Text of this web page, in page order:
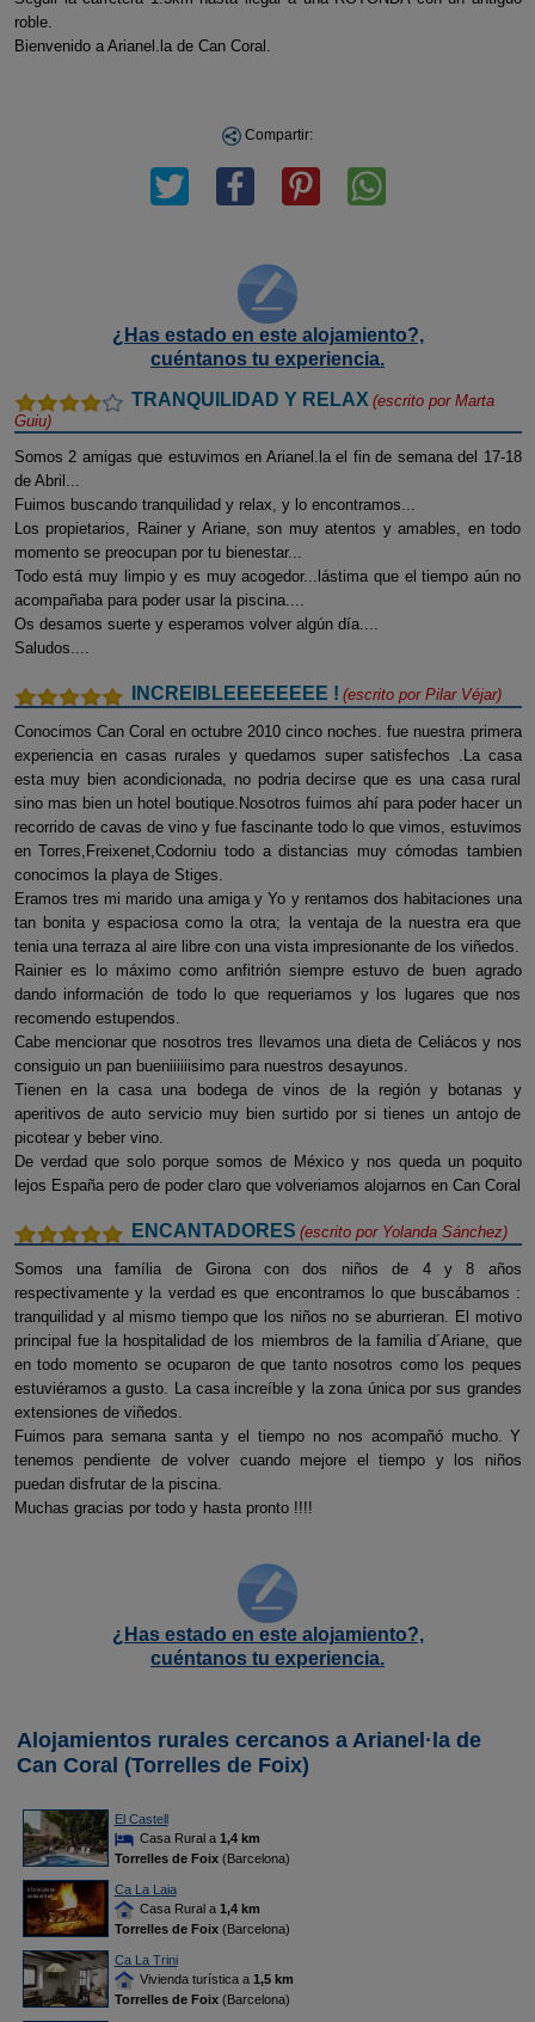
roble.
Bienvenido a Arianel.la de Can Coral.
Compartir:
¿Has estado en este alojamiento?,
cuéntanos tu experiencia.
TRANQUILIDAD Y RELAX (escrito por Marta
Guiu)
Somos 2 amigas que estuvimos en Arianel.la el fin de semana del 17-18
de Abril...
Fuimos buscando tranquilidad y relax, y lo encontramos...
Los propietarios, Rainer y Ariane, son muy atentos y amables, en todo
momento se preocupan por tu bienestar...
Todo está muy limpio y es muy acogedor...lástima que el tiempo aún no
acompañaba para poder usar la piscina....
Os desamos suerte y esperamos volver algún día....
Saludos....
INCREIBLEEEEEEEE ! (escrito por Pilar Véjar)
Conocimos Can Coral en octubre 2010 cinco noches. fue nuestra primera
experiencia en casas rurales y quedamos super satisfechos .La casa
esta muy bien acondicionada, no podria decirse que es una casa rural
sino mas bien un hotel boutique.Nosotros fuimos ahí para poder hacer un
recorrido de cavas de vino y fue fascinante todo lo que vimos, estuvimos
en Torres,Freixenet,Codorniu todo a distancias muy cómodas tambien
conocimos la playa de Stiges.
Eramos tres mi marido una amiga y Yo y rentamos dos habitaciones una
tan bonita y espaciosa como la otra; la ventaja de la nuestra era que
tenia una terraza al aire libre con una vista impresionante de los viñedos.
Rainier es lo máximo como anfitrión siempre estuvo de buen agrado
dando información de todo lo que requeriamos y los lugares que nos
recomendo estupendos.
Cabe mencionar que nosotros tres llevamos una dieta de Celiácos y nos
consiguio un pan bueniiiiiisimo para nuestros desayunos.
Tienen en la casa una bodega de vinos de la región y botanas y
aperitivos de auto servicio muy bien surtido por si tienes un antojo de
picotear y beber vino.
De verdad que solo porque somos de México y nos queda un poquito
lejos España pero de poder claro que volveriamos alojarnos en Can Coral
ENCANTADORES (escrito por Yolanda Sánchez)
Somos una família de Girona con dos niños de 4 y 8 años
respectivamente y la verdad es que encontramos lo que buscábamos :
tranquilidad y al mismo tiempo que los niños no se aburrieran. El motivo
principal fue la hospitalidad de los miembros de la familia d´Ariane, que
en todo momento se ocuparon de que tanto nosotros como los peques
estuviéramos a gusto. La casa increíble y la zona única por sus grandes
extensiones de viñedos.
Fuimos para semana santa y el tiempo no nos acompañó mucho. Y
tenemos pendiente de volver cuando mejore el tiempo y los niños
puedan disfrutar de la piscina.
Muchas gracias por todo y hasta pronto !!!!
¿Has estado en este alojamiento?,
cuéntanos tu experiencia.
Alojamientos rurales cercanos a Arianel·la de
Can Coral (Torrelles de Foix)
El Castell
Casa Rural a 1,4 km
Torrelles de Foix(Barcelona)
Ca La Laia
Casa Rural a 1,4 km
Torrelles de Foix(Barcelona)
Ca La Trini
Vivienda turística a 1,5 km
Torrelles de Foix(Barcelona)